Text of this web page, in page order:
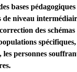
bases pédagogiques
de niveau
des
personnes